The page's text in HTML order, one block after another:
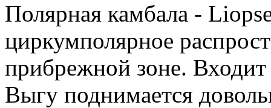
Полярная камбала -
циркумполярное
прибрежной зоне.
Выгу поднимается